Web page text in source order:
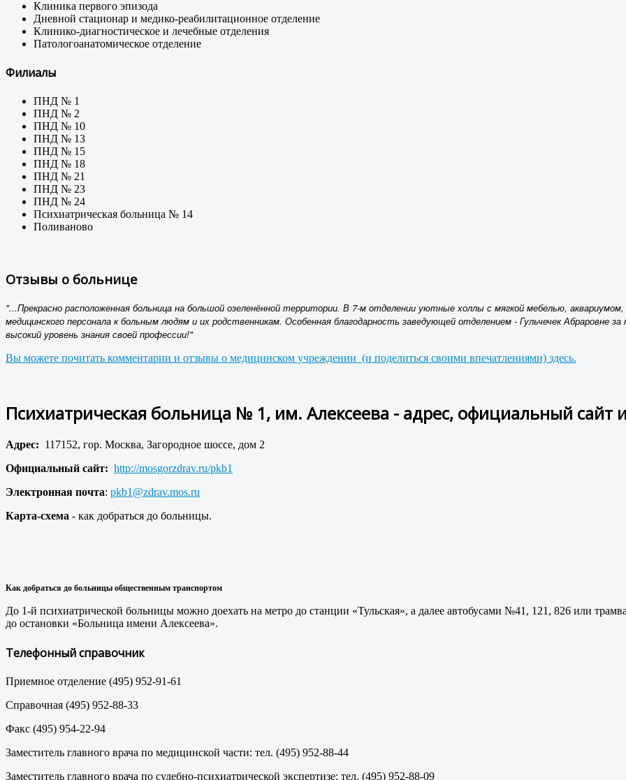
Клиника первого эпизода
Дневной стационар и медико-реабилитационное отделение
Клинико-диагностическое и лечебные отделения
Патологоанатомическое отделение
Филиалы
ПНД № 1
ПНД № 2
ПНД № 10
ПНД № 13
ПНД № 15
ПНД № 18
ПНД № 21
ПНД № 23
ПНД № 24
Психиатрическая больница № 14
Поливаново
Отзывы о больнице
"...Прекрасно расположенная больница на большой озеленённой территории. В 7-м отделении уютные холлы с мягкой мебелью,
медицинского персонала к больным людям и их родственникам. Особенная благодарность заведующей отделением - Гульчечек Абраровне
высокий уровень знания своей профессии!"
Вы можете почитать комментарии и отзывы о медицинском учреждении (и поделиться своими впечатлениями) здесь.
Психиатрическая больница № 1, им. Алексеева - адрес, официальный сайт
Адрес: 117152, гор. Москва, Загородное шоссе, дом 2
Официальный сайт: http://mosgorzdrav.ru/pkb1
Электронная почта: pkb1@zdrav.mos.ru
Карта-схема - как добраться до больницы.
Как добраться до больницы общественным транспортом
До 1-й психиатрической больницы можно доехать на метро до станции «Тульская», а далее автобусами №41, 121, 826 или
до остановки «Больница имени Алексеева».
Телефонный справочник
Приемное отделение (495) 952-91-61
Справочная (495) 952-88-33
Факс (495) 954-22-94
Заместитель главного врача по медицинской части: тел. (495) 952-88-44
Заместитель главного врача по судебно-психиатрической экспертизе: тел. (495) 952-88-09